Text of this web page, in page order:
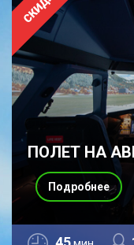
ПОЛЕТ НА
Подробнее